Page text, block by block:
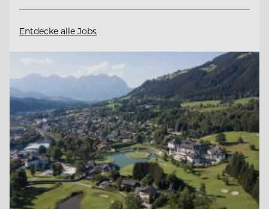
Entdecke alle Jobs